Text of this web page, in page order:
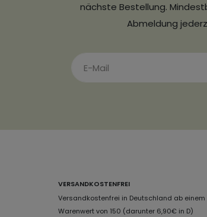
nächste Bestellung.
Abmeldung
VERSANDKOSTENFREI
Versandkostenfrei in Deutschland ab einem
Warenwert von 150 (darunter 6,90€ in D)